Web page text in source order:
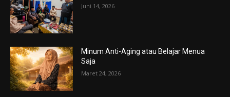
Juni 14, 2026
Minum Anti-Aging atau Belajar Menua
Saja
Maret 24, 2026